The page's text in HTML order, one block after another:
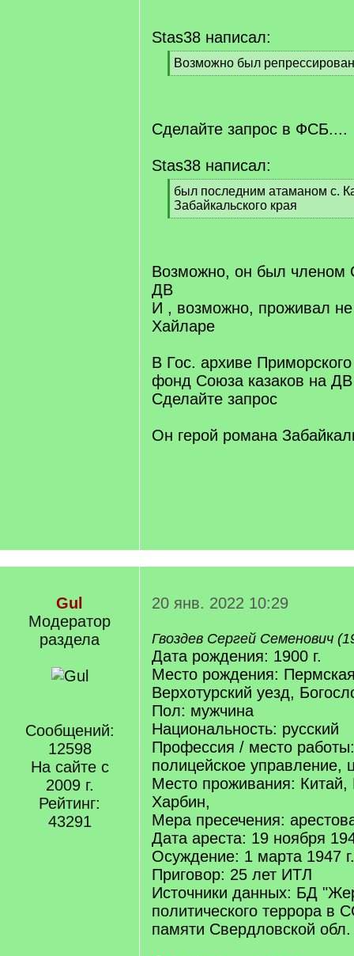
Stas38 написал:
[
q
Возможно был
[
Сделайте запрос в ФСБ....
Stas38 написал:
[
q
]
был последним атаманом с.
Забайкальского края
[
Возможно, он был членом
ДВ
И , возможно, проживал
Хайларе
В Гос. архиве
фонд Союза казаков на ДВ
Сделайте запрос
Он герой романа
Gul
Модератор
раздела
Сообщений:
12598
На сайте с
2009 г.
Рейтинг:
43291
20 янв. 2022 10:29
Гвоздев Сергей Семенович
Дата рождения: 1900 г.
Место рождения:
Верхотурский уезд,
Пол: мужчина
Национальность: русский
Профессия / место
полицейское управление,
Место проживания: Китай,
Харбин,
Мера пресечения:
Дата ареста: 19 ноября
Осуждение: 1 марта 1947 г.
Приговор: 25 лет ИТЛ
Источники данных: БД
политического террора в
памяти Свердловской обл.